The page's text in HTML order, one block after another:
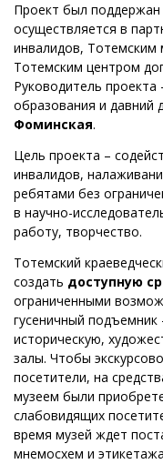
Проект был поддержан
осуществляется в
инвалидов,
Тотемским центром
Руководитель проекта
образования и давний
Фоминская.
Цель проекта –
инвалидов,
ребятами без
в научно-
работу, творчество.
Тотемский
создать доступную
ограниченными
гусеничный подъемник
историческую,
залы. Чтобы
посетители, на
музеем были
слабовидящих
время музей ждет
мнемосхем и